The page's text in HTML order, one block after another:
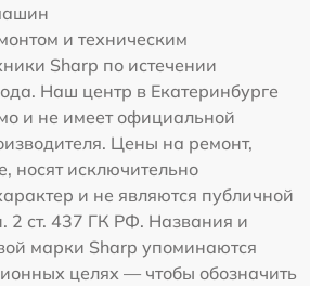
и техническим
Sharp по истечении
Наш центр в Екатеринбурге
и не имеет официальной
Цены на ремонт,
носят исключительно
и не являются публичной
2 ст. 437 ГК РФ. Названия и
марки Sharp упоминаются
целях — чтобы обозначить